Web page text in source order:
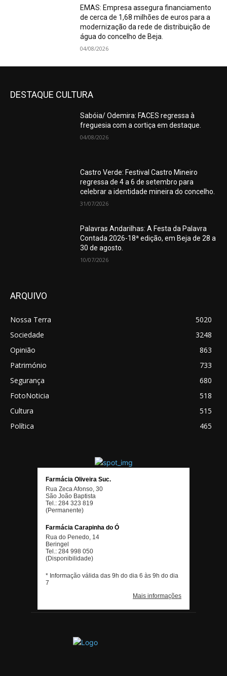
EMAS: Empresa assegura financiamento
de cerca de 1,68 milhões de euros para a
modernização da rede de distribuição de
água do concelho de Beja.
04/08/2026
DESTAQUE CULTURA
Sabóia/ Odemira: FACES regressa à
freguesia com a cortiça em destaque.
04/08/2026
Castro Verde: Festival Castro Mineiro
regressa de 4 a 6 de setembro para
celebrar a identidade mineira do concelho.
31/07/2026
Palavras Andarilhas: A Festa da Palavra
Contada 2026-18ª edição, em Beja de 28 a
30 de agosto.
10/07/2026
ARQUIVO
Nossa Terra
5020
Sociedade
3248
Opinião
863
Património
733
Segurança
680
FotoNoticia
518
Cultura
515
Política
465